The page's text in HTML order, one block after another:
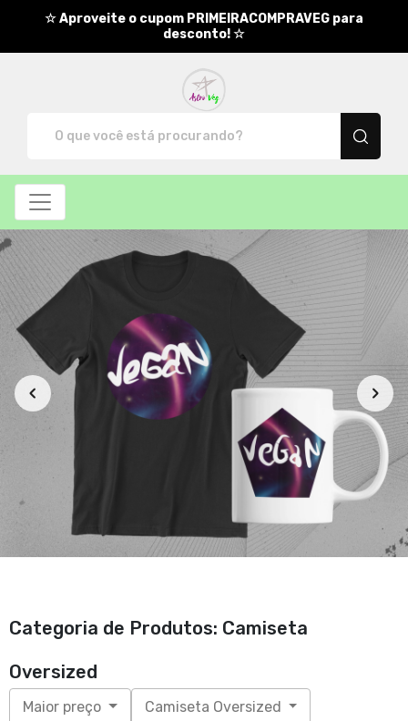
☆ Aproveite o cupom PRIMEIRACOMPRAVEG para
desconto! ☆
Categoria de Produtos: Camiseta
Oversized
Maior preço Camiseta Oversized